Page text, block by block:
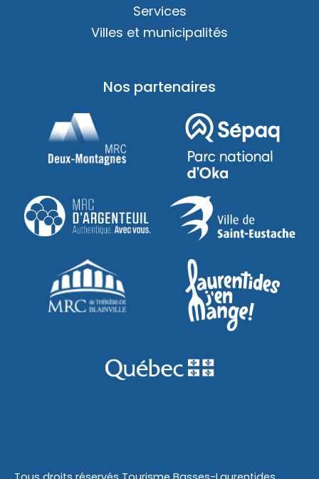
Services
Villes et municipalités
Nos partenaires